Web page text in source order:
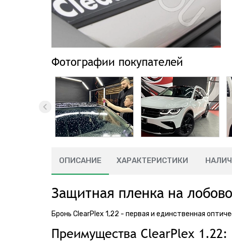
Фотографии покупателей
ОПИСАНИЕ ХАРАКТЕРИСТИКИ
Защитная пленка на
Бронь ClearPlex 1,22 - первая и единственная
Преимущества ClearPlex 1.22: